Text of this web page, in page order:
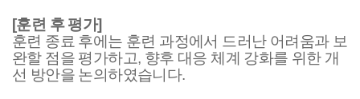
[훈련 후 평가]
훈련 종료 후에는 훈련 과정에서 드러난 어려움과 보
완할 점을 평가하고, 향후 대응 체계 강화를 위한 개
선 방안을 논의하였습니다.